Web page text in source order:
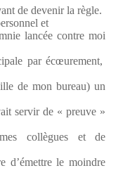
de devenir la règle.
et
lancée contre moi
par écœurement,
de mon bureau) un
servir de « preuve »
collègues et de
d’émettre le moindre